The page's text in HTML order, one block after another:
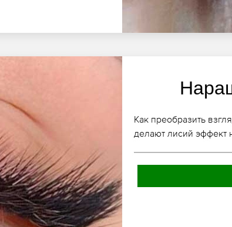
Как преобразить
делают лисий эффект